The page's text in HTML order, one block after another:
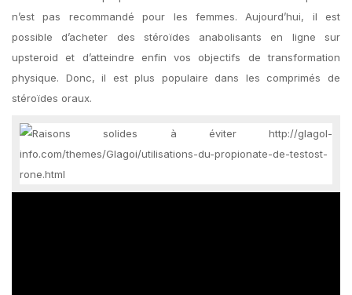
n’est pas recommandé pour les femmes. Aujourd’hui, il est
possible d’acheter des stéroïdes anabolisants en ligne sur
upsteroid et d’atteindre enfin vos objectifs de transformation
physique. Donc, il est plus populaire dans les comprimés de
stéroïdes oraux.